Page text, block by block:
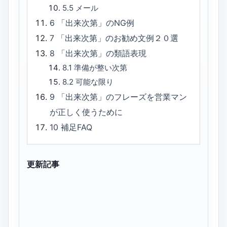
5.5 メール
6
「出来次第」のNG例
7
「出来次第」のお勧め文例２０選
8
「出来次第」の類語表現
8.1 準備が整い次第
8.2 可能な限り
9
「出来次第」のフレーズを営業マン
が正しく使うために
10補足FAQ
更新記事